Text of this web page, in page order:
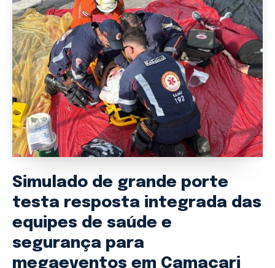
Simulado de grande porte
testa resposta integrada das
equipes de saúde e
segurança para
megaeventos em Camaçari